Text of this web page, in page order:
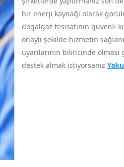
bir enerji kaynağı olarak
dogalgaz tesisatının güvenli
onaylı şekilde hizmetin
uyarılarının bilincinde
destek almak istiyorsanız